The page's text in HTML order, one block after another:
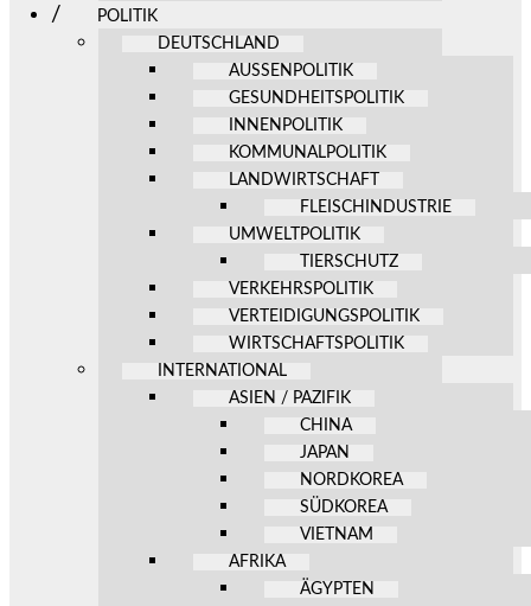
POLITIK
DEUTSCHLAND
AUSSENPOLITIK
GESUNDHEITSPOLITIK
INNENPOLITIK
KOMMUNALPOLITIK
LANDWIRTSCHAFT
FLEISCHINDUSTRIE
UMWELTPOLITIK
TIERSCHUTZ
VERKEHRSPOLITIK
VERTEIDIGUNGSPOLITIK
WIRTSCHAFTSPOLITIK
INTERNATIONAL
ASIEN / PAZIFIK
CHINA
JAPAN
NORDKOREA
SÜDKOREA
VIETNAM
AFRIKA
ÄGYPTEN